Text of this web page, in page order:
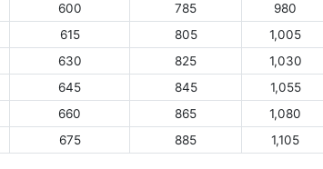
600 785
980
615 805
1,005
630 825
1,030
645 845
1,055
660 865
1,080
675 885 1,105